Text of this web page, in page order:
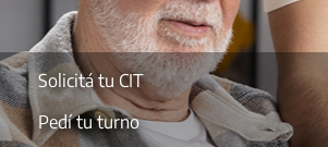
Solicitá tu CIT
Pedí tu turno